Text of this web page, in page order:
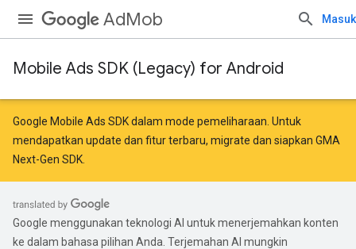
AdMob Masuk
Mobile Ads SDK (Legacy) for Android
Google Mobile Ads SDK dalam mode pemeliharaan. Untuk
mendapatkan update dan fitur terbaru, migrate dan siapkan GMA
Next-Gen SDK
Google menggunakan teknologi AI untuk menerjemahkan konten
ke dalam bahasa pilihan Anda. Terjemahan AI mungkin